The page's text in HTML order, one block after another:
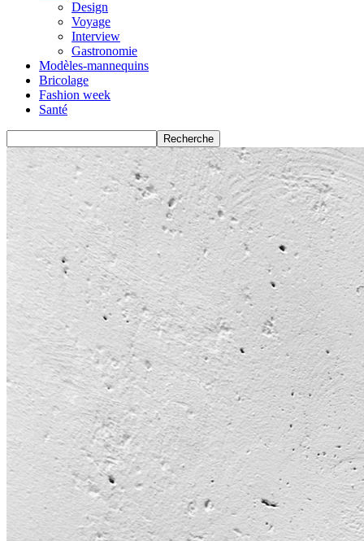
Design
Voyage
Interview
Gastronomie
Modèles-mannequins
Bricolage
Fashion week
Santé